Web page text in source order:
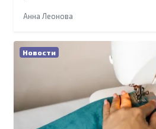
Анна Леонова
Новости